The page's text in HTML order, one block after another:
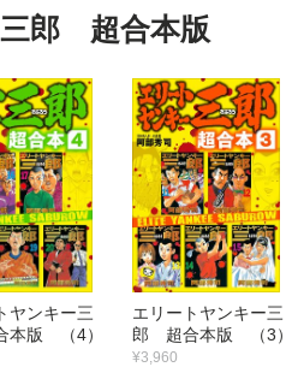
郎 超合本版
ヤンキー三
本版 （4）
エリートヤンキー三
郎 超合本版 （3）
¥3,960